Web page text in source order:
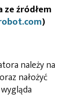
ze źródłem
)
należy na
nałożyć